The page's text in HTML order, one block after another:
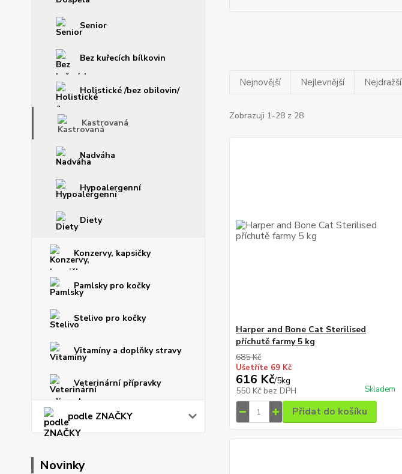
Senior
Bez kuřecích bílkovin
Holistické /bez obilovin/
Kastrovaná
Nadváha
Hypoalergenní
Diety
Konzervy, kapsičky
Pamlsky pro kočky
Stelivo pro kočky
Vitamíny a doplňky stravy
Veterinární přípravky
podle ZNAČKY
Novinky
Nejnovější Nejlevnější Nejdražší
Zobrazuji 1-28 z 28
Harper and Bone Cat Sterilised
příchutě farmy 5 kg
685 Kč
Ušetříte 69 Kč
616 Kč/5kg
550 Kč bez DPH Skladem
Přidat do košíku